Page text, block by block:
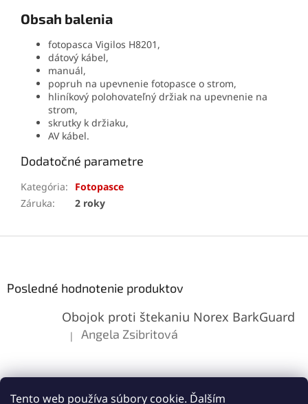
Tento web používa súbory cookie. Ďalším
Obsah balenia
fotopasca Vigilos H8201,
dátový kábel,
manuál,
popruh na upevnenie fotopasce o strom,
hliníkový polohovateľný držiak na upevnenie na
strom,
skrutky k držiaku,
AV kábel.
Dodatočné parametre
Kategória:
Fotopasce
Záruka: 2 roky
Posledné hodnotenie produktov
Obojok proti štekaniu Norex BarkGuard
Hodnotenie produktu je 5 z 5 hviezdičiek.
| Angela Zsibritová